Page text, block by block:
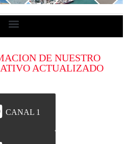
DE NUESTRO
ACTUALIZADO
CANAL 1